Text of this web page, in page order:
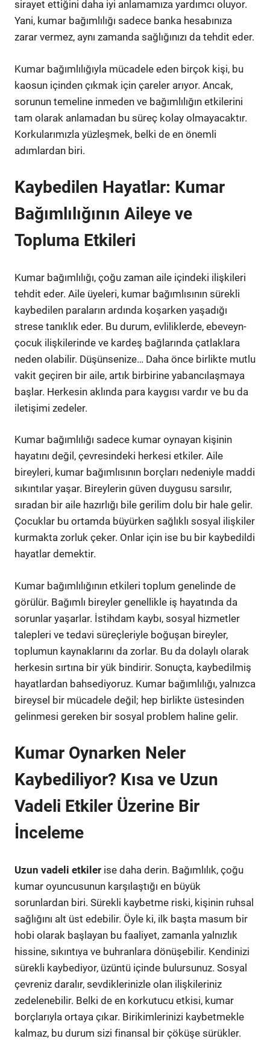
sirayet ettiğini daha iyi anlamamıza yardımcı oluyor.
Yani, kumar bağımlılığı sadece banka hesabınıza
zarar vermez, aynı zamanda sağlığınızı da tehdit eder.
Kumar bağımlılığıyla mücadele eden birçok kişi, bu
kaosun içinden çıkmak için çareler arıyor. Ancak,
sorunun temeline inmeden ve bağımlılığın etkilerini
tam olarak anlamadan bu süreç kolay olmayacaktır.
Korkularımızla yüzleşmek, belki de en önemli
adımlardan biri.
Kaybedilen Hayatlar: Kumar
Bağımlılığının Aileye ve
Topluma Etkileri
Kumar bağımlılığı, çoğu zaman aile içindeki ilişkileri
tehdit eder. Aile üyeleri, kumar bağımlısının sürekli
kaybedilen paraların ardında koşarken yaşadığı
strese tanıklık eder. Bu durum, evliliklerde, ebeveyn-
çocuk ilişkilerinde ve kardeş bağlarında çatlaklara
neden olabilir. Düşünsenize… Daha önce birlikte mutlu
vakit geçiren bir aile, artık birbirine yabancılaşmaya
başlar. Herkesin aklında para kaygısı vardır ve bu da
iletişimi zedeler.
Kumar bağımlılığı sadece kumar oynayan kişinin
hayatını değil, çevresindeki herkesi etkiler. Aile
bireyleri, kumar bağımlısının borçları nedeniyle maddi
sıkıntılar yaşar. Bireylerin güven duygusu sarsılır,
sıradan bir aile hazırlığı bile gerilim dolu bir hale gelir.
Çocuklar bu ortamda büyürken sağlıklı sosyal ilişkiler
kurmakta zorluk çeker. Onlar için ise bu bir kaybedildi
hayatlar demektir.
Kumar bağımlılığının etkileri toplum genelinde de
görülür. Bağımlı bireyler genellikle iş hayatında da
sorunlar yaşarlar. İstihdam kaybı, sosyal hizmetler
talepleri ve tedavi süreçleriyle boğuşan bireyler,
toplumun kaynaklarını da zorlar. Bu da dolaylı olarak
herkesin sırtına bir yük bindirir. Sonuçta, kaybedilmiş
hayatlardan bahsediyoruz. Kumar bağımlılığı, yalnızca
bireysel bir mücadele değil; hep birlikte üstesinden
gelinmesi gereken bir sosyal problem haline gelir.
Kumar Oynarken Neler
Kaybediliyor? Kısa ve Uzun
Vadeli Etkiler Üzerine Bir
İnceleme
Uzun vadeli etkiler ise daha derin. Bağımlılık, çoğu
kumar oyuncusunun karşılaştığı en büyük
sorunlardan biri. Sürekli kaybetme riski, kişinin ruhsal
sağlığını alt üst edebilir. Öyle ki, ilk başta masum bir
hobi olarak başlayan bu faaliyet, zamanla yalnızlık
hissine, sıkıntıya ve buhranlara dönüşebilir. Kendinizi
sürekli kaybediyor, üzüntü içinde bulursunuz. Sosyal
çevreniz daralır, sevdiklerinizle olan ilişkileriniz
zedelenebilir. Belki de en korkutucu etkisi, kumar
borçlarıyla ortaya çıkar. Birikimlerinizi kaybetmekle
kalmaz, bu durum sizi finansal bir çöküşe sürükler.